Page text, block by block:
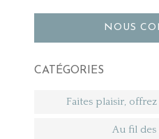
NOUS
CATÉGORIES
Faites plaisir,
Au fil des